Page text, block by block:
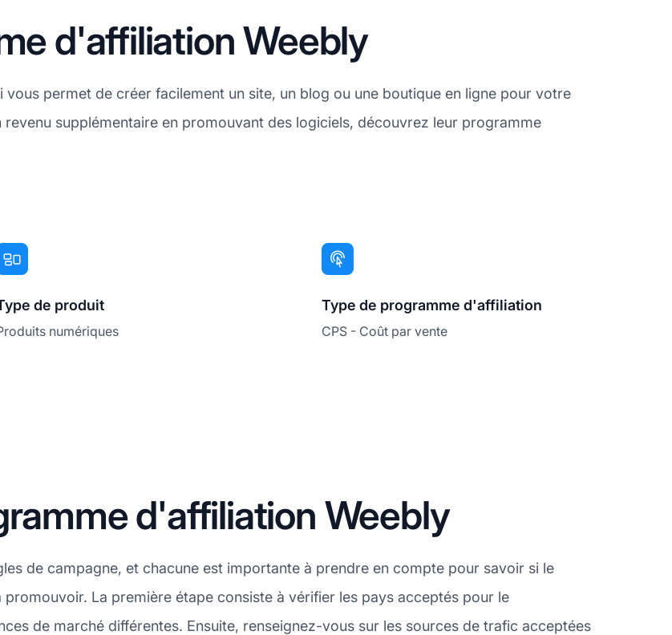
d'affiliation Weebly
permet de créer facilement un site, un blog ou une boutique en ligne pour votre
supplémentaire en promouvant des logiciels, découvrez leur programme
de produit
numériques
Type de programme d'affiliation
CPS - Coût par vente
d'affiliation Weebly
de campagne, et chacune est importante à prendre en compte pour savoir si le
La première étape consiste à vérifier les pays acceptés pour le
de marché différentes. Ensuite, renseignez-vous sur les sources de trafic acceptées